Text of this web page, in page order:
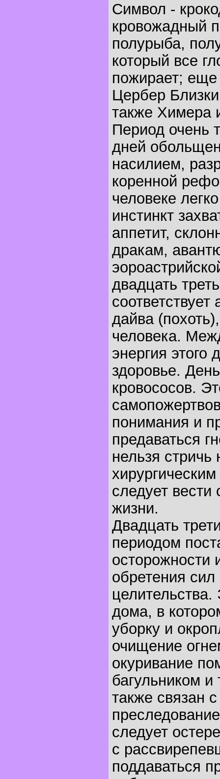
Символ -
кровожадный
полурыба,
который все
пожирает;
Цербер
также Химера
Период очень
дней
насилием,
коренной
человеке
инстинкт
аппетит,
дракам,
двадцать
дайва
человека.
энергия этого
здоровье.
кровососов.
понимания и
предаваться
нельзя стричь
следует вести
жизни.
Двадцать
периодом
осторожности
обретения
дома, в
уборку и
очищение
окуривание
багульником
также связан
следует
с
поддаваться